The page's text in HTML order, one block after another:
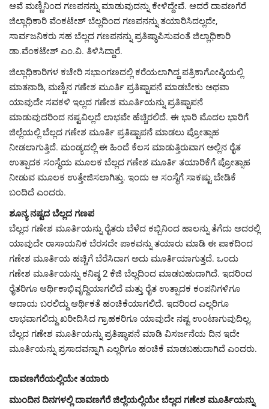
ಆವೆ ಮಣ್ಣಿನಿಂದ ಗಣಪನನ್ನು ಮಾಡುವುದನ್ನು ಕೇಳಿದ್ದೇವೆ. ಆದರೆ ದಾವಣಗೆರೆ
ಜಿಲ್ಲಾಧಿಕಾರಿ ವೆಂಕಟೇಶ್ ಬೆಲ್ಲದಿಂದ ಗಣಪನನ್ನು ತಯಾರಿಸಿದಲ್ಲದೇ,
ಸಾರ್ವಜನಿಕರು ಸಹ ಬೆಲ್ಲದ ಗಣಪನನ್ನು ಪ್ರತಿಷ್ಠಾಪಿಸುವಂತೆ ಜಿಲ್ಲಾಧಿಕಾರಿ
ಡಾ.ವೆಂಕಟೇಶ್ ಎಂ.ವಿ. ತಿಳಿಸಿದ್ದಾರೆ.
ಜಿಲ್ಲಾಧಿಕಾರಿಗಳ ಕಚೇರಿ ಸಭಾಂಗಣದಲ್ಲಿ ಕರೆಯಲಾಗಿದ್ದ ಪತ್ರಿಕಾಗೋಷ್ಠಿಯಲ್ಲಿ
ಮಾತನಾಡಿ, ಮಣ್ಣಿನ ಗಣೇಶ ಮೂರ್ತಿ ಪ್ರತಿಷ್ಟಾಪನೆ ಮಾಡಬೇಕು ಅಥವಾ
ಯಾವುದೇ ಸವಕಳಿ ಇಲ್ಲದ ಗಣೇಶ ಮೂರ್ತಿಯನ್ನು ಪ್ರತಿಷ್ಟಾಪನೆ
ಮಾಡುವುದರಿಂದ ನಷ್ಟವಿಲ್ಲದೆ ಲಾಭವೇ ಹೆಚ್ಚಿರಲಿದೆ. ಈ ಭಾರಿ ಮೊದಲ ಭಾರಿಗೆ
ಜಿಲ್ಲೆಯಲ್ಲಿ ಬೆಲ್ಲದ ಗಣೇಶ ಮೂರ್ತಿ ಪ್ರತಿಷ್ಟಾಪನೆ ಮಾಡಲು ಪ್ರೋತ್ಸಾಹ
ನೀಡಲಾಗುತ್ತಿದೆ. ಮಂಡ್ಯದಲ್ಲಿ ಈ ಹಿಂದೆ ಕೆಲಸ ಮಾಡುತ್ತಿರುವಾಗ ಅಲ್ಲಿನ ರೈತ
ಉತ್ಪಾದಕ ಸಂಸ್ಥೆಯ ಮೂಲಕ ಬೆಲ್ಲದ ಗಣೇಶ ಮೂರ್ತಿ ತಯಾರಿಕೆಗೆ ಪ್ರೋತ್ಸಾಹ
ನೀಡುವ ಮೂಲಕ ಉತ್ತೇಜಿಸಲಾಗಿತ್ತು. ಇಂದು ಆ ಸಂಸ್ಥೆಗೆ ಸಾಕಷ್ಟು ಬೇಡಿಕೆ
ಬಂದಿದೆ ಎಂದರು.
ಶೂನ್ಯ ನಷ್ಟದ ಬೆಲ್ಲದ ಗಣಪ
ಬೆಲ್ಲದ ಗಣೇಶ ಮೂರ್ತಿಯನ್ನು ರೈತರು ಬೆಳೆದ ಕಬ್ಬಿನಿಂದ ಹಾಲನ್ನು ತೆಗೆದು ಅದರಲ್ಲಿ
ಯಾವುದೇ ರಾಸಾಯನಿಕ ಬೆರಸದೇ ಪಾಕವನ್ನು ತಯಾರು ಮಾಡಿ ಈ ಪಾಕದಿಂದ
ಗಣೇಶ ಮೂರ್ತಿಯ ಹಚ್ಚಿಗೆ ಬೆರೆಸಿದಾಗ ಅದು ಮೂರ್ತಿಯಾಗುತ್ತದೆ. ಒಂದು
ಗಣೇಶ ಮೂರ್ತಿಯನ್ನು ಕನಿಷ್ಠ 2 ಕೆಜಿ ಬೆಲ್ಲದಿಂದ ಮಾಡಬಹುದಾಗಿದೆ. ಇದರಿಂದ
ರೈತರಿಗೂ ಆರ್ಥಿಕಾಭಿವೃದ್ದಿಯಾಗಲಿದೆ ಮತ್ತು ರೈತ ಉತ್ಪಾದಕ ಕಂಪನಿಗಳಿಗೂ
ಆದಾಯ ಬರಲಿದ್ದು ಆರ್ಥಿಕತೆ ಹಂಚಿಕೆಯಾಗಲಿದೆ. ಇದರಿಂದ ಎಲ್ಲರಿಗೂ
ಲಾಭವಾಗಲಿದ್ದು ಖರೀದಿಸಿದ ಗ್ರಾಹಕರಿಗೂ ಯಾವುದೇ ನಷ್ಟ ಉಂಟಾಗುವುದಿಲ್ಲ.
ಬೆಲ್ಲದ ಗಣೇಶ ಮೂರ್ತಿಯನ್ನು ಪ್ರತಿಷ್ಠಾಪನೆ ಮಾಡಿ ವಿಸರ್ಜನೆಯ ದಿನ ಇದೇ
ಮೂರ್ತಿಯನ್ನು ಪ್ರಸಾದವನ್ನಾಗಿ ಎಲ್ಲರಿಗೂ ಹಂಚಿಕೆ ಮಾಡಬಹುದಾಗಿದೆ ಎಂದರು.
ದಾವಣಗೆರೆಯಲ್ಲಿಯೇ ತಯಾರು
ಮುಂದಿನ ದಿನಗಳಲ್ಲಿ ದಾವಣಗೆರೆ ಜಿಲ್ಲೆಯಲ್ಲಿಯೇ ಬೆಲ್ಲದ ಗಣೇಶ ಮೂರ್ತಿಯನ್ನು